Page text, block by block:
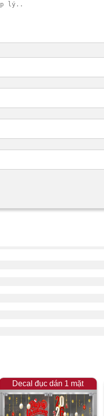
Decal đục dán 1 mặt